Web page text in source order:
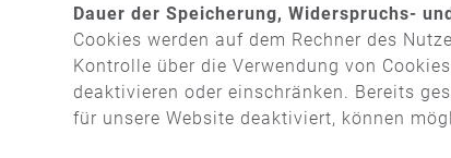
Dauer der Speicherung, Widerspruchs-
Cookies werden auf dem Rechner des
Kontrolle über die Verwendung von
deaktivieren oder einschränken. Bereits
für unsere Website deaktiviert, können